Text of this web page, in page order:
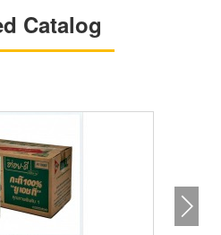
Catalog